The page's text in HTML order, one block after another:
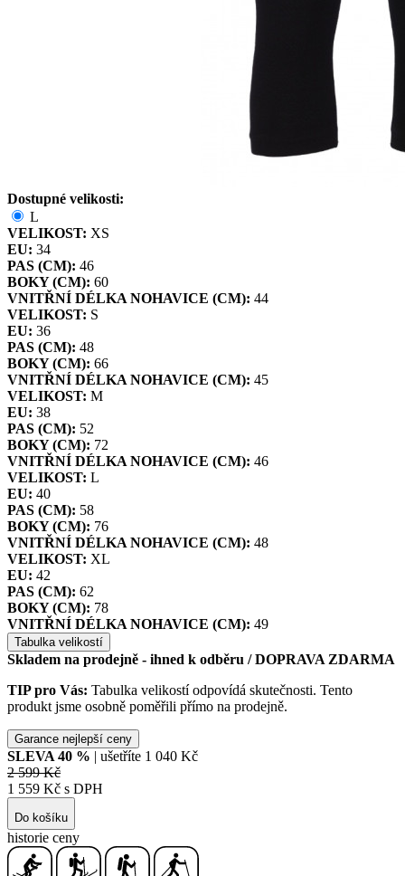
Dostupné velikosti:
L
VELIKOST: XS
EU: 34
PAS (CM): 46
BOKY (CM): 60
VNITŘNÍ DÉLKA NOHAVICE (CM): 44
VELIKOST: S
EU: 36
PAS (CM): 48
BOKY (CM): 66
VNITŘNÍ DÉLKA NOHAVICE (CM): 45
VELIKOST: M
EU: 38
PAS (CM): 52
BOKY (CM): 72
VNITŘNÍ DÉLKA NOHAVICE (CM): 46
VELIKOST: L
EU: 40
PAS (CM): 58
BOKY (CM): 76
VNITŘNÍ DÉLKA NOHAVICE (CM): 48
VELIKOST: XL
EU: 42
PAS (CM): 62
BOKY (CM): 78
VNITŘNÍ DÉLKA NOHAVICE (CM): 49
Tabulka velikostí
Skladem na prodejně - ihned k odběru / DOPRAVA ZDARMA
TIP pro Vás: Tabulka velikostí odpovídá skutečnosti. Tento
produkt jsme osobně poměřili přímo na prodejně.
Garance nejlepší ceny
SLEVA 40 % | ušetříte 1 040 Kč
2 599 Kč
1 559 Kč s DPH
Do košíku
historie ceny